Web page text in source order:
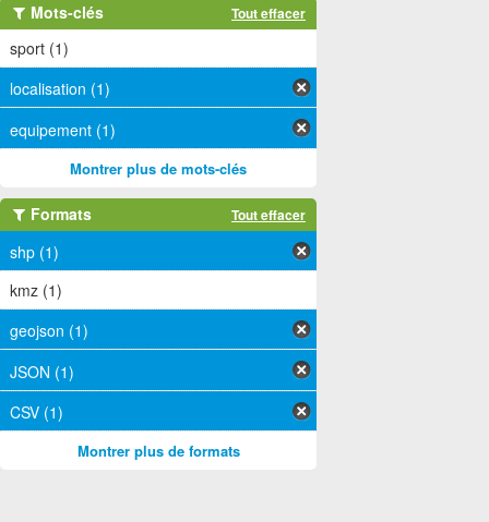
Mots-clés Tout effacer
sport (1)
localisation (1)
equipement (1)
Montrer plus de mots-clés
Formats Tout effacer
shp (1)
kmz (1)
geojson (1)
JSON (1)
CSV (1)
Montrer plus de formats